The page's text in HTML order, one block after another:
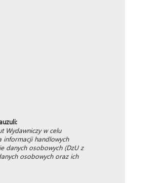
Wydawniczy w celu
informacji handlowych
danych osobowych (DzU z
osobowych oraz ich